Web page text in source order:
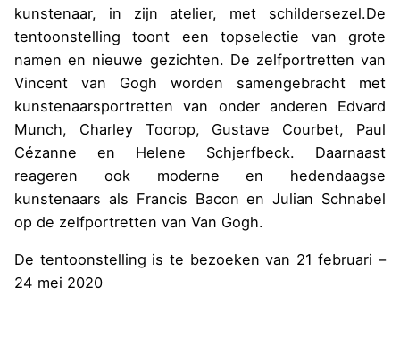
kunstenaar, in zijn atelier, met schildersezel.De
tentoonstelling toont een topselectie van grote
namen en nieuwe gezichten. De zelfportretten van
Vincent van Gogh worden samengebracht met
kunstenaarsportretten van onder anderen Edvard
Munch, Charley Toorop, Gustave Courbet, Paul
Cézanne en Helene Schjerfbeck. Daarnaast
reageren ook moderne en hedendaagse
kunstenaars als Francis Bacon en Julian Schnabel
op de zelfportretten van Van Gogh.
De tentoonstelling is te bezoeken van 21 februari –
24 mei 2020